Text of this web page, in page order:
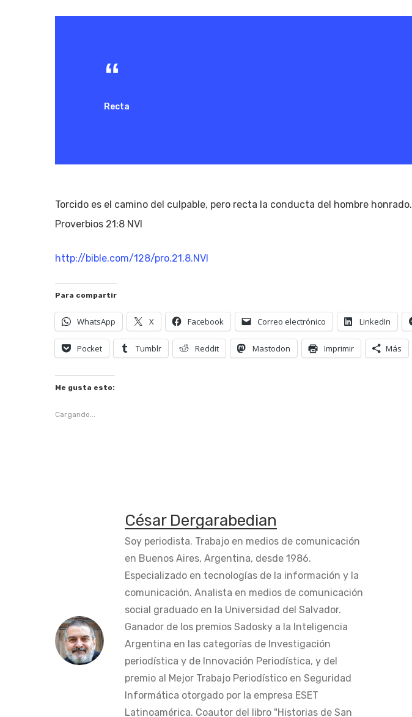
Recta
Torcido es el camino del culpable, pero recta la conducta del hombre honrado.
Proverbios 21:8 NVI
http://bible.com/128/pro.21.8.NVI
Para compartir
WhatsApp X Facebook Correo electrónico LinkedIn
Pocket Tumblr Reddit Mastodon Imprimir Más
Me gusta esto:
Cargando...
César Dergarabedian
Soy periodista. Trabajo en medios de comunicación
en Buenos Aires, Argentina, desde 1986.
Especializado en tecnologías de la información y la
comunicación. Analista en medios de comunicación
social graduado en la Universidad del Salvador.
Ganador de los premios Sadosky a la Inteligencia
Argentina en las categorías de Investigación
periodística y de Innovación Periodística, y del
premio al Mejor Trabajo Periodístico en Seguridad
Informática otorgado por la empresa ESET
Latinoamérica. Coautor del libro "Historias de San